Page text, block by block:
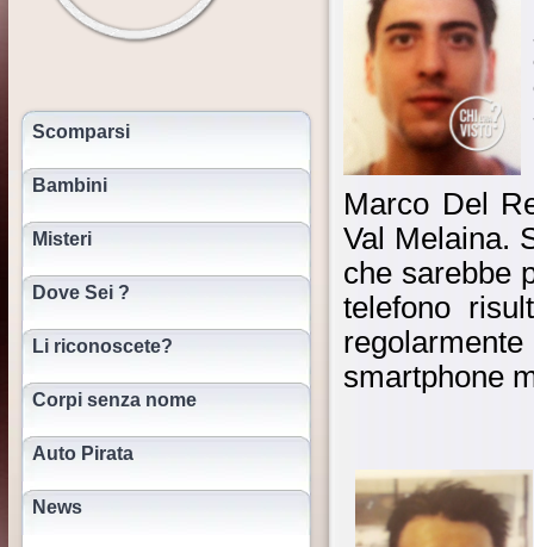
Scomparsi
Bambini
Misteri
Dove Sei ?
Li riconoscete?
Corpi senza nome
Auto Pirata
News
Marco Del
Val Melaina.
che sarebbe
telefono
smartphone